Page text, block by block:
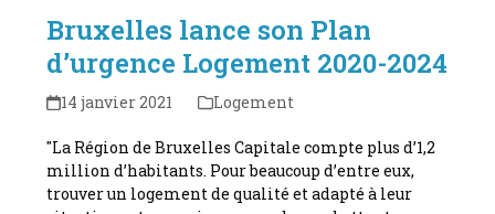
Bruxelles lance son Plan
d’urgence Logement 2020-2024
14 janvier 2021 Logement
"La Région de Bruxelles Capitale compte plus d’1,2
million d’habitants. Pour beaucoup d’entre eux,
trouver un logement de qualité et adapté à leur